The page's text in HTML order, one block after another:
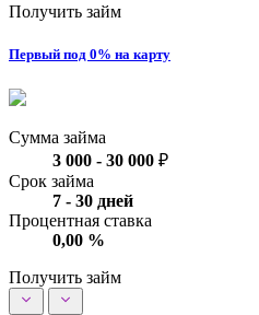
Получить займ
Первый под 0% на карту
Сумма займа
3 000 - 30 000 ₽
Срок займа
7 - 30 дней
Процентная ставка
0,00 %
Получить займ